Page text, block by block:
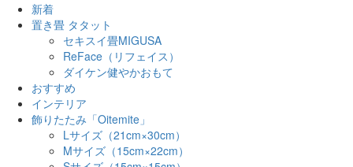
新着
置き畳 タタット
セキスイ畳MIGUSA
ReFace（リフェイス）
ダイケン健やかおもて
おすすめ
インテリア
飾りたたみ「Oitemite」
Lサイズ（21cm×30cm）
Mサイズ（15cm×22cm）